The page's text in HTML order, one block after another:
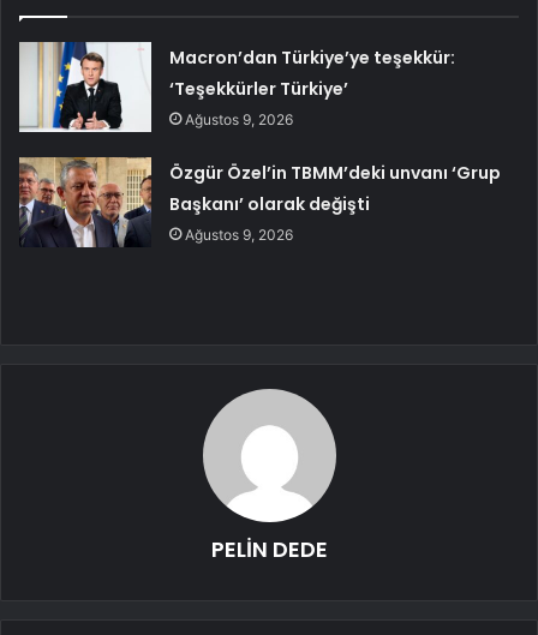
Macron’dan Türkiye’ye teşekkür:
‘Teşekkürler Türkiye’
Ağustos 9, 2026
Özgür Özel’in TBMM’deki unvanı ‘Grup
Başkanı’ olarak değişti
Ağustos 9, 2026
PELİN DEDE